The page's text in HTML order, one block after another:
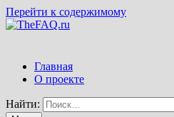
Перейти к содержимому
Главная
О проекте
Найти: